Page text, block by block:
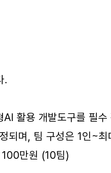
.
활용 개발도구를 필수
되며, 팀 구성은 1인~최
만원 (10팀)